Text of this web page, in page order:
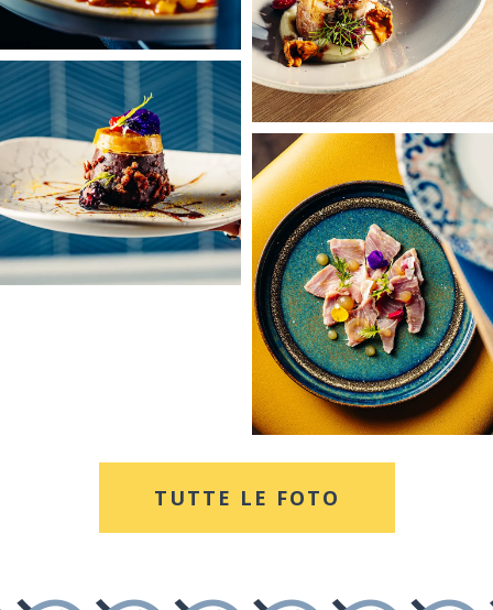
TUTTE LE FOTO